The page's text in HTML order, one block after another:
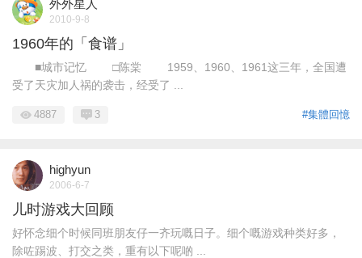
外外星人
2010-9-8
1960年的「食谱」
■城市记忆 □陈棠 1959、1960、1961这三年，全国遭
受了天灾加人祸的袭击，经受了 ...
#集體回憶
4887 3
highyun
2006-6-7
儿时游戏大回顾
好怀念细个时候同班朋友仔一齐玩嘅日子。细个嘅游戏种类好多，
除咗踢波、打交之类，重有以下呢啲 ...